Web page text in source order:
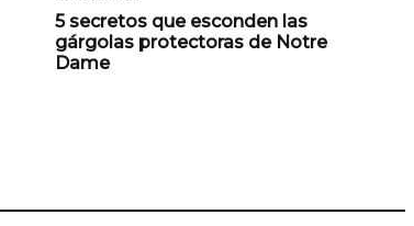
5 secretos que esconden las
gárgolas protectoras de Notre
Dame